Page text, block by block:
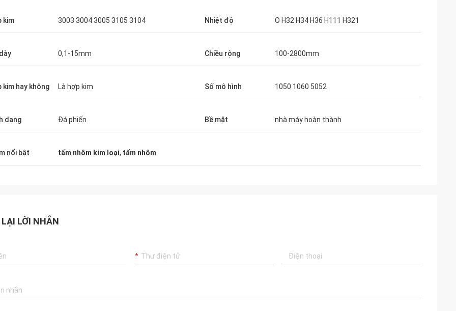
chúng tôi trong thời
chúng tôi đã đạt
kim 3003 3004 3005 3105 3104 Nhiệt độ O H32 H34 H36 H111 H321
0,1-15mm Chiều rộng 100-2800mm
kim hay không Là hợp kim Số mô hình 1050 1060 5052
dạng Đá phiến Bề mặt nhà máy hoàn thành
nổi bật tấm nhôm kim loại, tấm nhôm
LỜI NHẮN